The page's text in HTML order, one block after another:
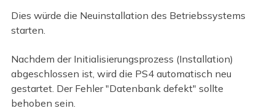
Dies würde die Neuinstallation des Betriebssystems
starten.
Nachdem der Initialisierungsprozess (Installation)
abgeschlossen ist, wird die PS4 automatisch neu
gestartet. Der Fehler "Datenbank defekt" sollte
behoben sein.